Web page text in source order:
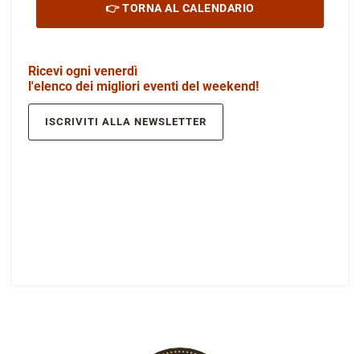
👉 TORNA AL CALENDARIO
Ricevi ogni venerdì
l'elenco dei migliori eventi del weekend!
ISCRIVITI ALLA NEWSLETTER